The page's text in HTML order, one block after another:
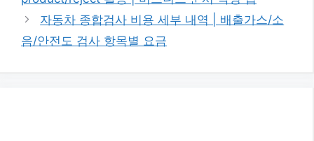
리
자동차 종합검사 비용 세부 내역 | 배출가스/소
음/안전도 검사 항목별 요금